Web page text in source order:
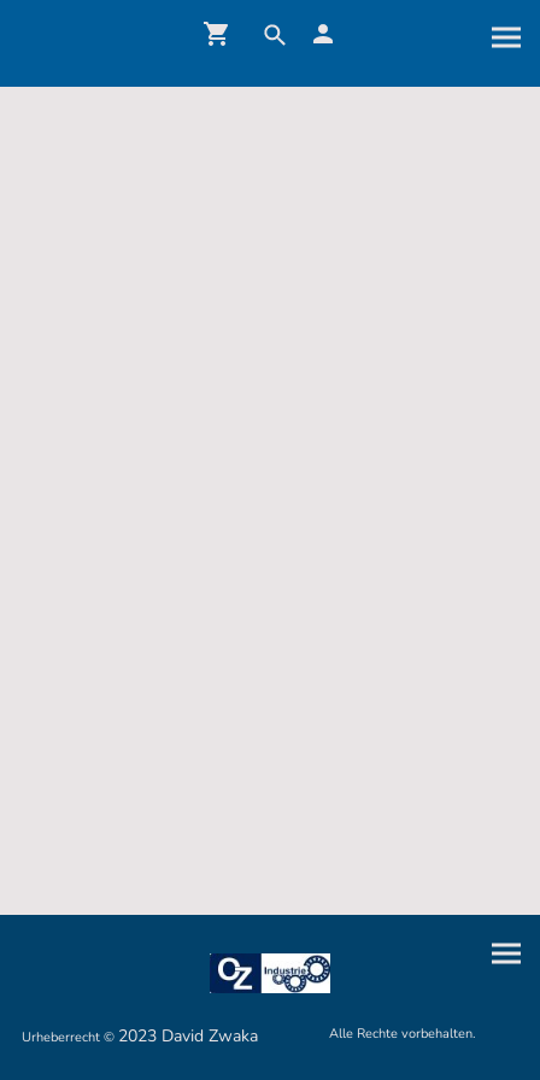
Urheberrecht © 2023 David Zwaka Alle Rechte vorbehalten.